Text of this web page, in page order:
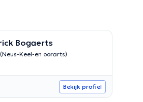
Bogaerts
Keel-en oorarts)
Bekijk profiel